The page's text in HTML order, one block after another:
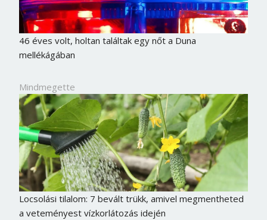
46 éves volt, holtan találtak egy nőt a Duna
mellékágában
Mindmegette
Locsolási tilalom: 7 bevált trükk, amivel megmentheted
a veteményest vízkorlátozás idején